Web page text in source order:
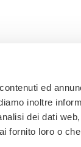
ed
inoltre
dei dati
fornito loro o